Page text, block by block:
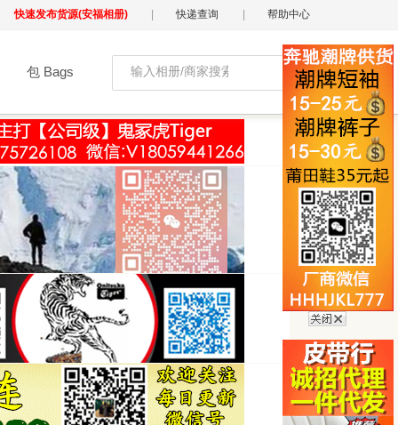
快速发布货源(安福相册) 快递查询 帮助中心
包 Bags